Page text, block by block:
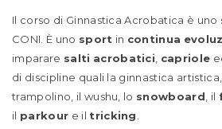
Il corso di Ginnastica Acrobatica è
CONI. È uno sport in continua
imparare salti acrobatici capriole
di discipline quali la ginnastica
trampolino, il wushu, lo snowboard , il
il parkour e il tricking